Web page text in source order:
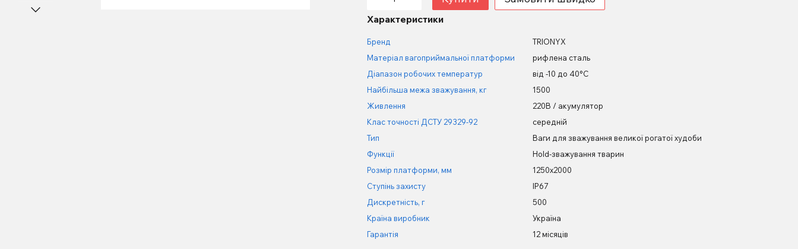
Характеристики
Бренд
TRIONYX
Матеріал вагоприймальної платформи
рифлена сталь
Діапазон робочих температур
від -10 до 40°С
Найбільша межа зважування, кг
1500
Живлення
220В / акумулятор
Клас точності ДСТУ 29329-92
середній
Тип
Ваги для зважування великої рогатої худоби
Функції
Hold-зважування тварин
Розмір платформи, мм
1250х2000
Ступінь захисту
IP67
Дискретність, г
500
Країна виробник
Україна
Гарантія
12 місяців